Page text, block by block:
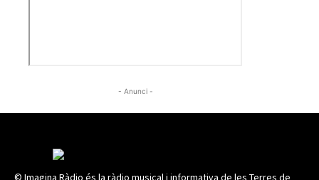
- Anunci -
© Imagina Ràdio és la ràdio musical i informativa de les Terres de